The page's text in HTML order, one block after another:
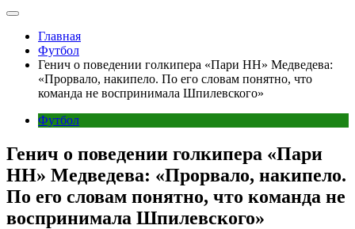
Главная
Футбол
Генич о поведении голкипера «Пари НН» Медведева:
«Прорвало, накипело. По его словам понятно, что
команда не воспринимала Шпилевского»
Футбол
Генич о поведении голкипера «Пари
НН» Медведева: «Прорвало, накипело.
По его словам понятно, что команда не
воспринимала Шпилевского»